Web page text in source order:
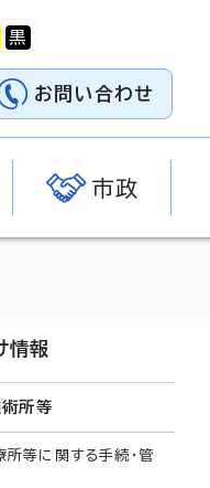
お問い合わせ
市政
情報
術所等
所等に関する手続・管